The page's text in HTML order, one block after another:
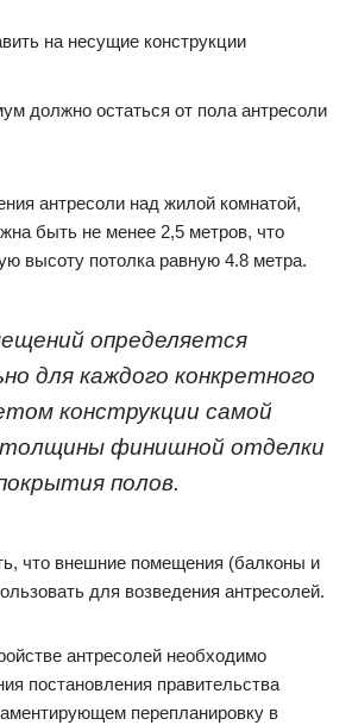
на несущие конструкции
должно остаться от пола антресоли
антресоли над жилой комнатой,
быть не менее 2,5 метров, что
высоту потолка равную 4.8 метра.
определяется
для каждого конкретного
конструкции самой
финишной отделки
полов.
что внешние помещения (балконы и
для возведения антресолей.
антресолей необходимо
постановления правительства
перепланировку в